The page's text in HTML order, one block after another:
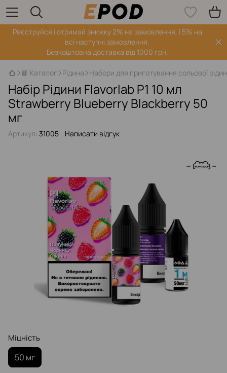
Реєструйся і отримай знижку 2% на замовлення, і 5% на
всі наступні замовлення.
Безкоштовна доставка від 1000 грн.
📙 Каталог Рідина Набори для приготування сольової
Набір Рідини Flavorlab P1 10 мл
Strawberry Blueberry Blackberry 50
мг
Артикул: 31005 Написати відгук
Міцність
50 мг